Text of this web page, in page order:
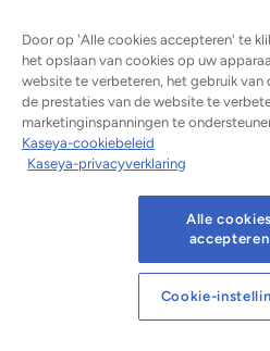
© 2026 Kaseya. Alle
Nederlands
Verklaring inzake moderne
Privacyverklaring
Kennisgeving
Door op 'Alle cookies accepteren' te
het opslaan van cookies op uw
website te verbeteren, het gebruik van
de prestaties van de website te
marketinginspanningen te
Kaseya-cookiebeleid
Kaseya-privacyverklaring
Alle cookies
accepteren
Cookie-